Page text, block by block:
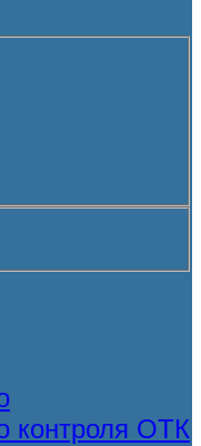
контроля ОТК